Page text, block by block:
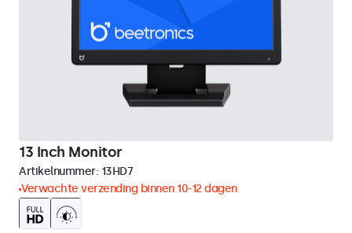
13 Inch Monitor
Artikelnummer: 13HD7
Verwachte verzending binnen 10-12 dagen